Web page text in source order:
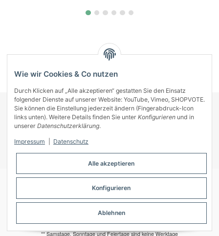
KONTAKT
INFORMATIONEN
ZAHLUNGSARTEN
© A-Key
* Alle Preise inkl. gesetzlicher USt., zzgl.Versand
** Samstage, Sonntage und Feiertage sind keine Werktage
Wie wir Cookies & Co nutzen
Durch Klicken auf „Alle akzeptieren“ gestatten Sie den Einsatz
folgender Dienste auf unserer Website: YouTube, Vimeo, SHOPVOTE.
Sie können die Einstellung jederzeit ändern (Fingerabdruck-Icon
links unten). Weitere Details finden Sie unter Konfigurieren und in
unserer Datenschutzerklärung.
Impressum Datenschutz
Alle akzeptieren
Konfigurieren
Ablehnen